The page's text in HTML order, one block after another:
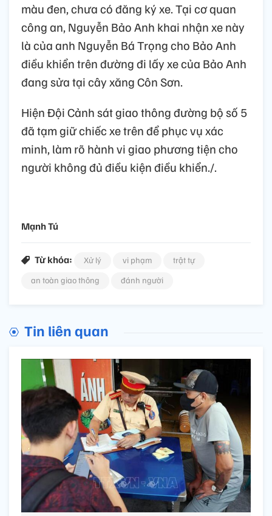
màu đen, chưa có đăng ký xe. Tại cơ quan
công an, Nguyễn Bảo Anh khai nhận xe này
là của anh Nguyễn Bá Trọng cho Bảo Anh
điều khiển trên đường đi lấy xe của Bảo Anh
đang sửa tại cây xăng Côn Sơn.
Hiện Đội Cảnh sát giao thông đường bộ số 5
đã tạm giữ chiếc xe trên để phục vụ xác
minh, làm rõ hành vi giao phương tiện cho
người không đủ điều kiện điều khiển./.
Mạnh Tú
Từ khóa: Xử lý vi phạm
trật tự
an toàn giao thông
đánh người
Tin liên quan